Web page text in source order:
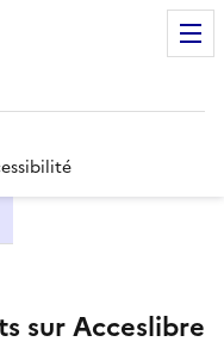
sur Acceslibre